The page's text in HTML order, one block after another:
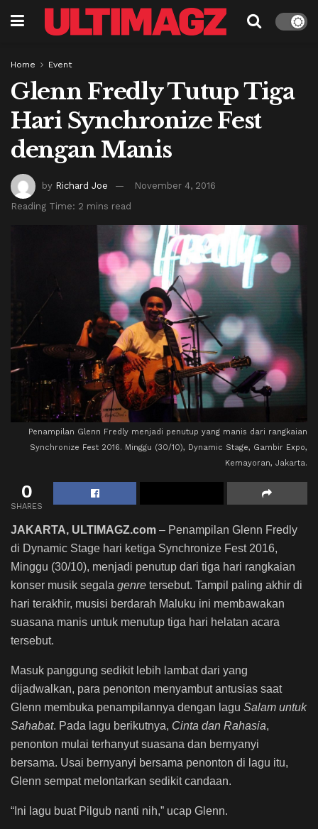
Home Event
Glenn Fredly Tutup Tiga
Hari Synchronize Fest
dengan Manis
by Richard Joe
November 4, 2016
Reading Time: 2 mins read
Penampilan Glenn Fredly menjadi penutup yang manis dari rangkaian
Synchronize Fest 2016. Minggu (30/10), Dynamic Stage, Gambir Expo,
Kemayoran, Jakarta.
0
SHARES
JAKARTA, ULTIMAGZ.com – Penampilan Glenn Fredly
di Dynamic Stage hari ketiga Synchronize Fest 2016,
Minggu (30/10), menjadi penutup dari tiga hari rangkaian
konser musik segala genre tersebut. Tampil paling akhir di
hari terakhir, musisi berdarah Maluku ini membawakan
suasana manis untuk menutup tiga hari helatan acara
tersebut.
Masuk panggung sedikit lebih lambat dari yang
dijadwalkan, para penonton menyambut antusias saat
Glenn membuka penampilannya dengan lagu Salam untuk
Sahabat. Pada lagu berikutnya, Cinta dan Rahasia,
penonton mulai terhanyut suasana dan bernyanyi
bersama. Usai bernyanyi bersama penonton di lagu itu,
Glenn sempat melontarkan sedikit candaan.
“Ini lagu buat Pilgub nanti nih,” ucap Glenn.